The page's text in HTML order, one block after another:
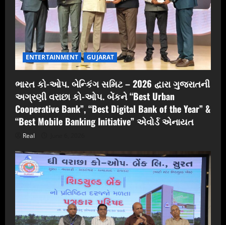
ENTERTAINMENT GUJARAT
ભારત કો-ઓપ. બેન્કિંગ સમિટ – 2026 દ્વારા ગુજરાતની
અગ્રણી વરાછા કો-ઓપ. બેંકને “Best Urban
Cooperative Bank”, “Best Digital Bank of the Year” &
“Best Mobile Banking Initiative” એવોર્ડ એનાયત
Real